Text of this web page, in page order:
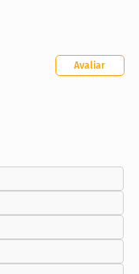
Avaliar